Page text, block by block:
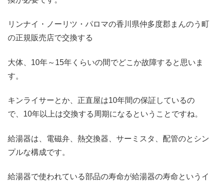
リンナイ・ノーリツ・パロマの香川県仲多度郡まんのう町
の正規販売店で交換する
大体、10年～15年くらいの間でどこか故障すると思いま
す。
キンライサーとか、正直屋は10年間の保証しているの
で、10年以上は交換する周期になるということですね。
給湯器は、電磁弁、熱交換器、サーミスタ、配管のとシン
プルな構成です。
給湯器で使われている部品の寿命が給湯器の寿命というイ